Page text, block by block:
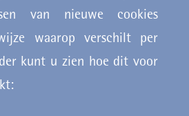
van nieuwe cookies
waarop verschilt per
kunt u zien hoe dit voor